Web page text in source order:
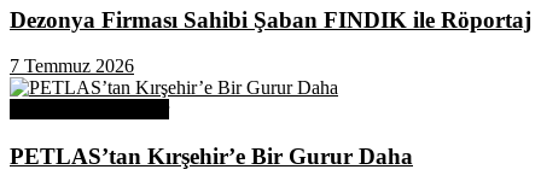
Dezonya Firması Sahibi Şaban FINDIK ile Röportaj
7 Temmuz 2026
PETLAS’tan Kırşehir’e Bir Gurur Daha